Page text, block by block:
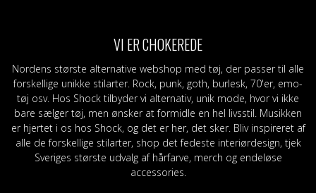
VI ER CHOKEREDE
Nordens største alternative webshop med tøj, der passer til alle
forskellige unikke stilarter. Rock, punk, goth, burlesk, 70'er, emo-
tøj osv. Hos Shock tilbyder vi alternativ, unik mode, hvor vi ikke
bare sælger tøj, men ønsker at formidle en hel livsstil. Musikken
er hjertet i os hos Shock, og det er her, det sker. Bliv inspireret af
alle de forskellige stilarter, shop det fedeste interiørdesign, tjek
Sveriges største udvalg af hårfarve, merch og endeløse
accessories.